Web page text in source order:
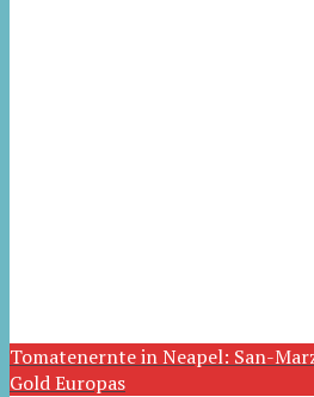
Tomatenernte in Neapel: San-
Gold Europas